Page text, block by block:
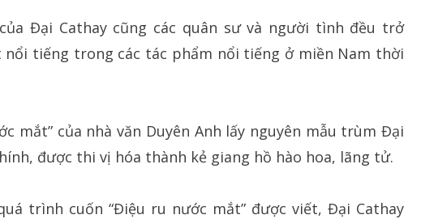
Đại Cathay cũng các quân sư và người tình đều trở
nổi tiếng trong các tác phẩm nổi tiếng ở miền Nam thời
mắt” của nhà văn Duyên Anh lấy nguyên mẫu trùm Đại
được thi vị hóa thành kẻ giang hồ hào hoa, lãng tử.
trình cuốn “Điệu ru nước mắt” được viết, Đại Cathay